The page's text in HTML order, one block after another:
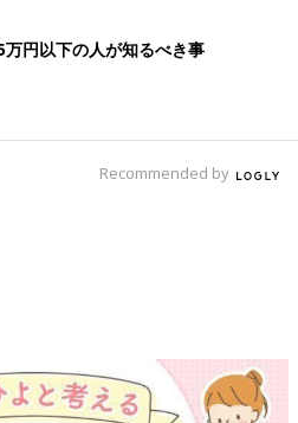
万円以下の人が知るべき事
Recommended by